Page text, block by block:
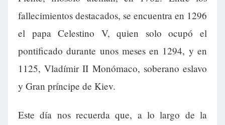
fallecimientos destacados, se encuentra en 1296
el papa Celestino V, quien solo ocupó el
pontificado durante unos meses en 1294, y en
1125, Vladímir II Monómaco, soberano eslavo
y Gran príncipe de Kiev.
Este día nos recuerda que, a lo largo de la